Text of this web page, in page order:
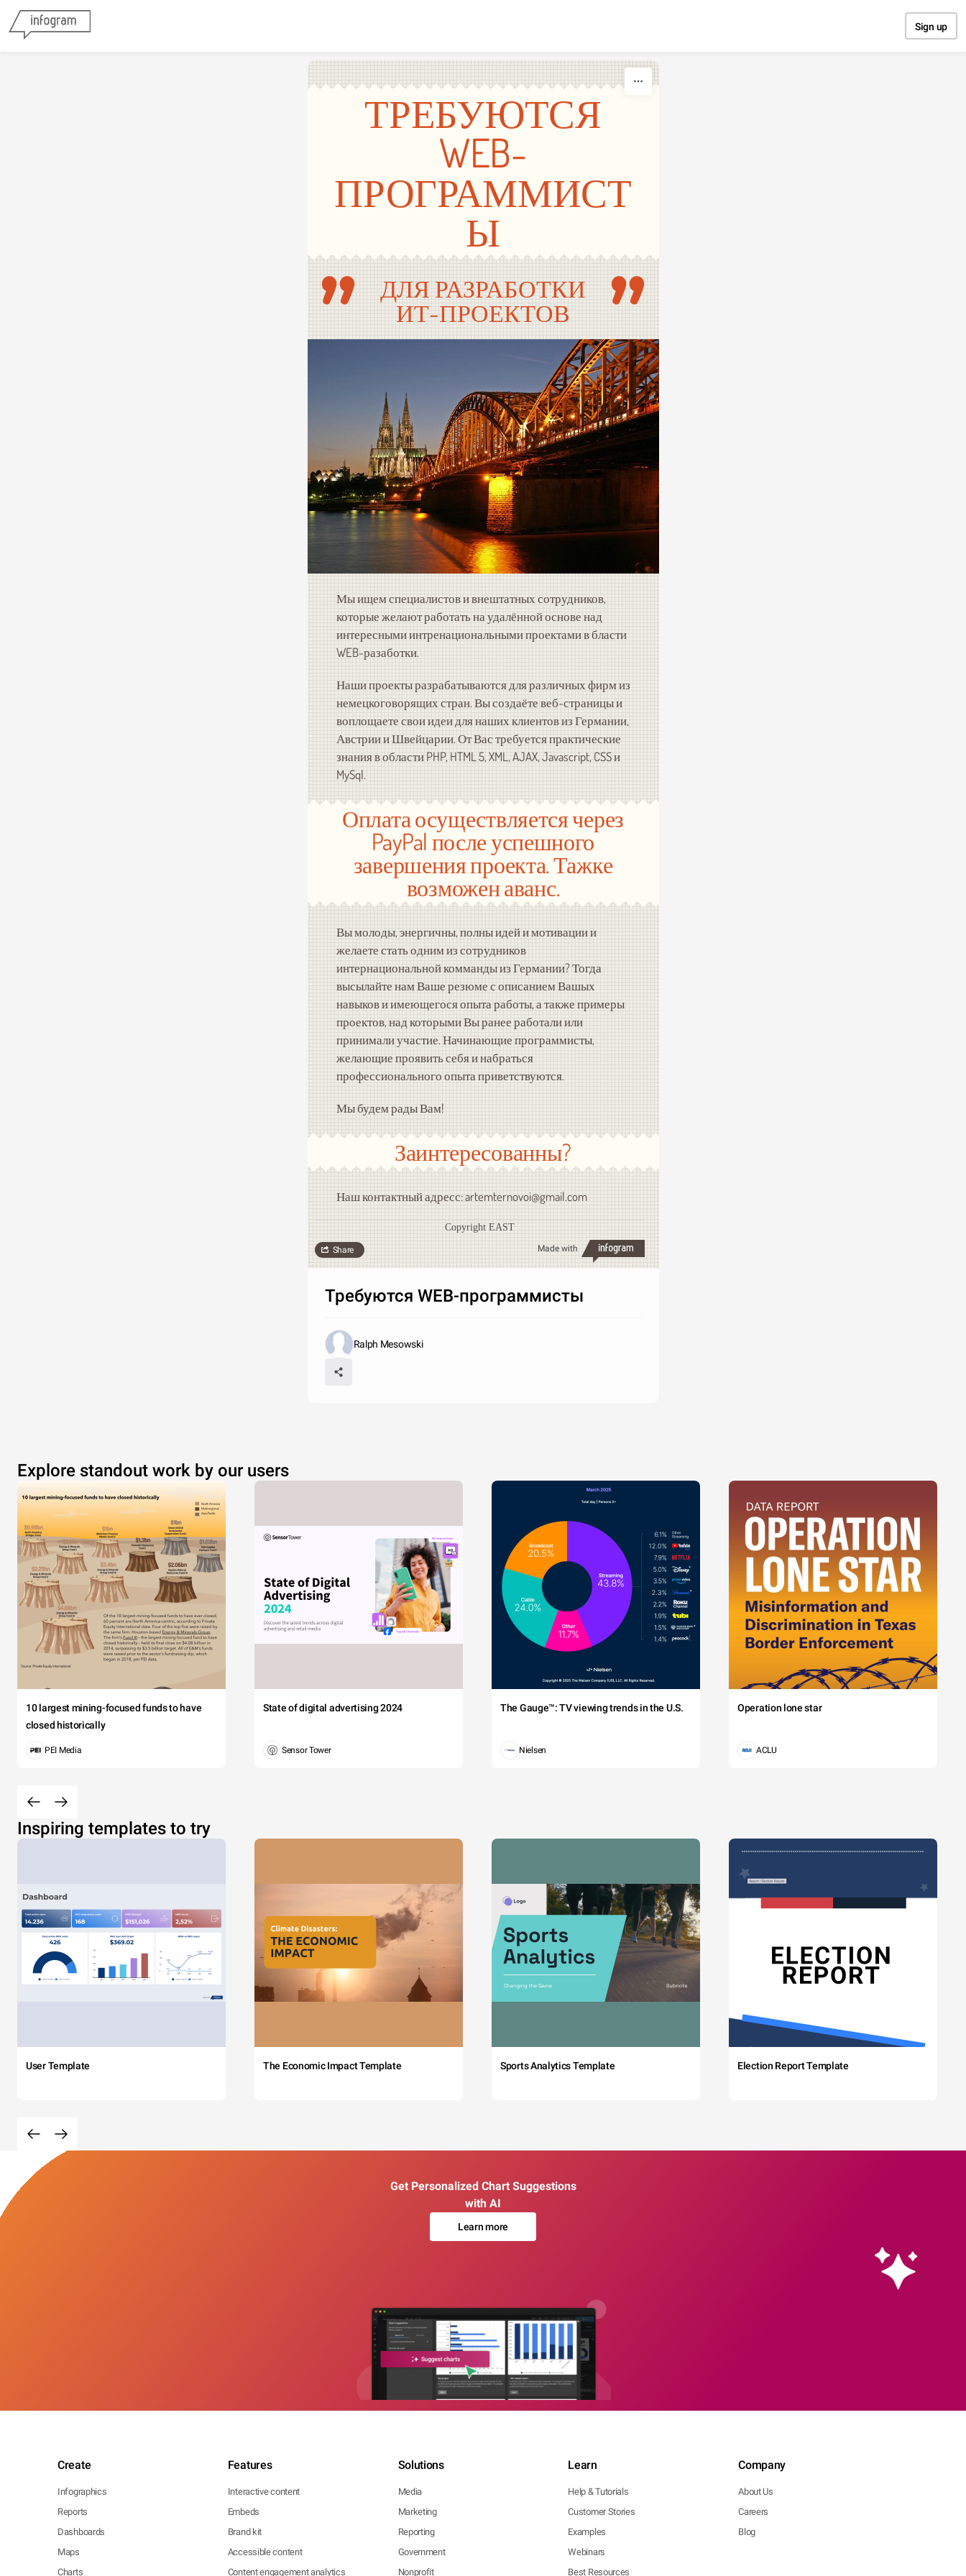
Sign up
ТРЕБУЮТСЯ
WEB-
ПРОГРАММИСТ
Ы
ДЛЯ РАЗРАБОТКИ
ИТ-ПРОЕКТОВ
Мы ищем специалистов и внештатных сотрудников,
которые желают работать на удалённой основе над
интересными интренациональными проектами в бласти
WEB-разаботки.
Наши проекты разрабатываются для различных фирм из
немецкоговорящих стран. Вы создаёте веб-страницы и
воплощаете свои идеи для наших клиентов из Германии,
Австрии и Швейцарии. От Вас требуется практические
знания в области PHP, HTML 5, XML, AJAX, Javascript, CSS и
MySql.
Оплата осуществляется через
PayPal после успешного
завершения проекта. Тажке
возможен аванс.
Вы молоды, энергичны, полны идей и мотивации и
желаете стать одним из сотрудников
интернациональной комманды из Германии? Тогда
высылайте нам Ваше резюме с описанием Вашых
навыков и имеющегося опыта работы, а также примеры
проектов, над которыми Вы ранее работали или
принимали участие. Начинающие программисты,
желающие проявить себя и набраться
профессионального опыта приветствуются.
Мы будем рады Вам!
Заинтересованны?
Наш контактный адресс: artemternovoi@gmail.com
Copyright EAST
Made with
Share
Требуются WEB-программисты
Ralph Mesowski
Explore standout work by our users
10 largest mining-focused funds to have
closed historically
PEI Media
State of digital advertising 2024
Sensor Tower
The Gauge™: TV viewing trends in the U.S.
Nielsen
Operation lone star
ACLU
Inspiring templates to try
User Template The Economic Impact Template Sports Analytics Template Election Report Template
Get Personalized Chart Suggestions
with AI
Learn more
Create
Infographics
Reports
Dashboards
Maps
Charts
Features
Interactive content
Embeds
Brand kit
Accessible content
Content engagement analytics
Solutions
Media
Marketing
Reporting
Government
Nonprofit
Learn
Help & Tutorials
Customer Stories
Examples
Webinars
Best Resources
Company
About Us
Careers
Blog